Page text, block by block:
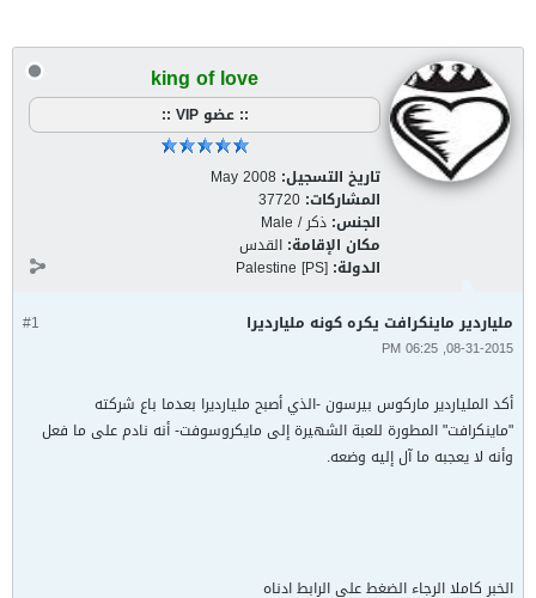
king of love
:: عضو VIP ::
تاريخ التسجيل: May 2008
المشاركات: 37720
الجنس: ذكر / Male
مكان الإقامة: القدس
الدولة: Palestine [PS]
#1 ملياردير ماينكرافت يكره كونه مليارديرا
08-31-2015, 06:25 PM
أكد الملياردير ماركوس بيرسون -الذي أصبح مليارديرا بعدما باع شركته
"ماينكرافت" المطورة للعبة الشهيرة إلى مايكروسوفت- أنه نادم على ما فعل
وأنه لا يعجبه ما آل إليه وضعه.
الخبر كاملا الرجاء الضغط على الرابط ادناه